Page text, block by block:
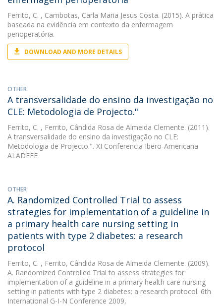
Ferrito, C. , Cambotas, Carla Maria Jesus Costa. (2015). A prática
baseada na evidência em contexto da enfermagem
perioperatória.
DOWNLOAD AND MORE DETAILS
OTHER
A transversalidade do ensino da investigação no
CLE: Metodologia de Projecto."
Ferrito, C. , Ferrito, Cândida Rosa de Almeida Clemente. (2011).
A transversalidade do ensino da investigação no CLE:
Metodologia de Projecto.". XI Conferencia Ibero-Americana
ALADEFE
OTHER
A. Randomized Controlled Trial to assess
strategies for implementation of a guideline in
a primary health care nursing setting in
patients with type 2 diabetes: a research
protocol
Ferrito, C. , Ferrito, Cândida Rosa de Almeida Clemente. (2009).
A. Randomized Controlled Trial to assess strategies for
implementation of a guideline in a primary health care nursing
setting in patients with type 2 diabetes: a research protocol. 6th
International G-I-N Conference 2009,